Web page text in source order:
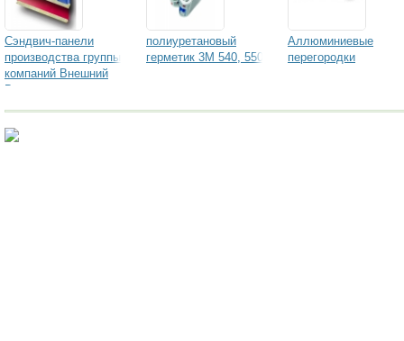
Сэндвич-панели
производства группы
компаний Внешний
Вид с утеплителем
полиуретановый
герметик 3M 540, 550
Аллюминиевые
перегородки